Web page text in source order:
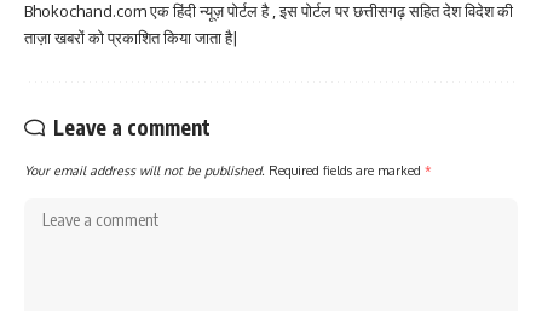
Bhokochand.com एक हिंदी न्यूज़ पोर्टल है , इस पोर्टल पर छत्तीसगढ़ सहित देश विदेश की
ताज़ा खबरों को प्रकाशित किया जाता है|
Leave a comment
Your email address will not be published. Required fields are marked *